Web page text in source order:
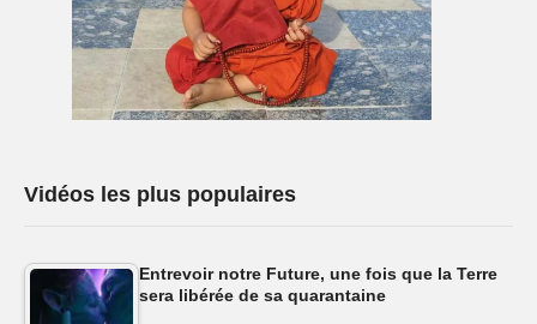
Vidéos les plus populaires
Entrevoir notre Future, une fois que la Terre
sera libérée de sa quarantaine